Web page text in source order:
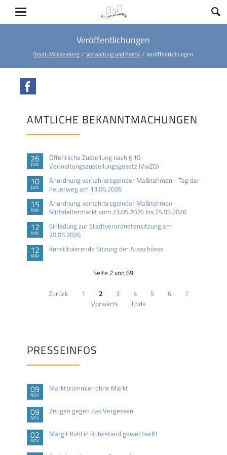
Veröffentlichungen
Stadt-Münzenberg Verwaltung und Politik Veröffentlichungen
AMTLICHE BEKANNTMACHUNGEN
26
JUN
Öffentliche Zustellung nach § 10
Verwaltungszustellungsgesetz (VwZG)
10
JUN
Anordnung verkehrsregelnder Maßnahmen - Tag der
Feuerweg am 13.06.2026
15
MAI
Anordnung verkehrsregelnder Maßnahmen -
Mittelaltermarkt vom 23.05.2026 bis 25.05.2026
12
MAI
Einladung zur Stadtverordnetensitzung am
20.05.2026
12
MAI
Konstituierende Sitzung der Ausschüsse
Seite 2 von 69
Zurück 1 2 3 4 5 6
7
Vorwärts
Ende
PRESSEINFOS
09
NOV
Markttrommler ohne Markt
09
NOV
Zeugen gegen das Vergessen
02
NOV
Margit Kuhl in Ruhestand gewechselt!